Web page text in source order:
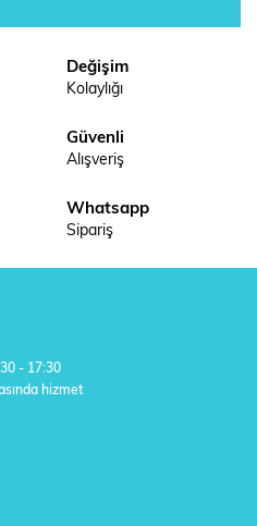
Değişim
Kolaylığı
Güvenli
Alışveriş
Whatsapp
Sipariş
- 17:30
hizmet